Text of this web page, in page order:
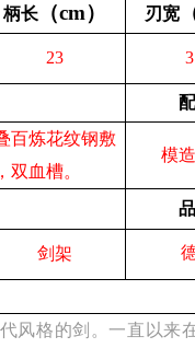
柄长 （cm） 刃宽
23
百炼花纹钢敷
血槽。
模
剑架
风格的剑。一直以来